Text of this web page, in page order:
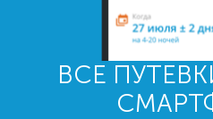
ВСЕ